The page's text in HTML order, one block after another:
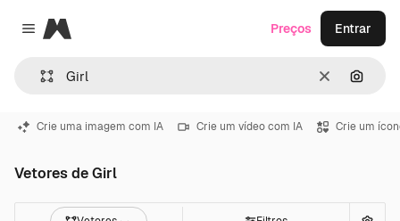
Close menu
Magnific
Limpar
Preços Entrar
Crie uma imagem com IA Crie um vídeo com IA Crie um
Vetores de Girl